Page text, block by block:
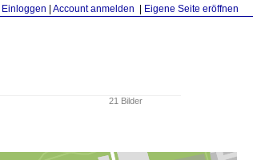
Einloggen Account anmelden Eigene Seite eröffnen
21 Bilder